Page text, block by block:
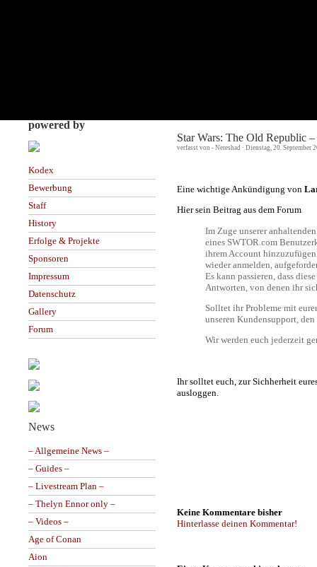
powered by
Kodex
Bewerbung
Staff
History
Erfolge & Projekte
Sponsoren
Impressum
Datenschutz
Gallery
Forum
News
– Allgemeine News –
– Guides –
– Livestream Plan –
– Thelyn Ennor only –
– Videos –
Age of Conan
Aion
Star Wars: The Old Republic
verfasst von - Nereshad · Dienstag, 20. September
Eine wichtige Ankündigung von
Hier sein Beitrag aus dem Forum
Im Zuge unserer
eines SWTOR.com
ihrem Account
wieder anmelden,
Es kann passieren, dass
Antworten, von denen ihr
Solltet ihr Probleme mit
unseren Kundensupport,
Wir werden euch jederzeit
Ihr solltet euch, zur Sichherheit
ausloggen.
Keine Kommentare bisher
Hinterlasse deinen Kommentar!